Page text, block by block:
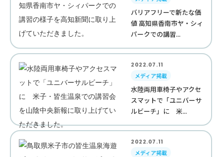
バリアフリーで新たな価
値 高知県香南市ヤ・シィ
パークでの講習...
2022.07.11
メディア掲載
水陸両用車椅子やアクセ
スマットで「ユニバーサ
ルビーチ」に 米...
2022.07.11
メディア掲載